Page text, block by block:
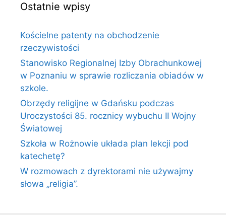
Ostatnie wpisy
Kościelne patenty na obchodzenie
rzeczywistości
Stanowisko Regionalnej Izby Obrachunkowej
w Poznaniu w sprawie rozliczania obiadów w
szkole.
Obrzędy religijne w Gdańsku podczas
Uroczystości 85. rocznicy wybuchu II Wojny
Światowej
Szkoła w Rożnowie układa plan lekcji pod
katechetę?
W rozmowach z dyrektorami nie używajmy
słowa „religia”.